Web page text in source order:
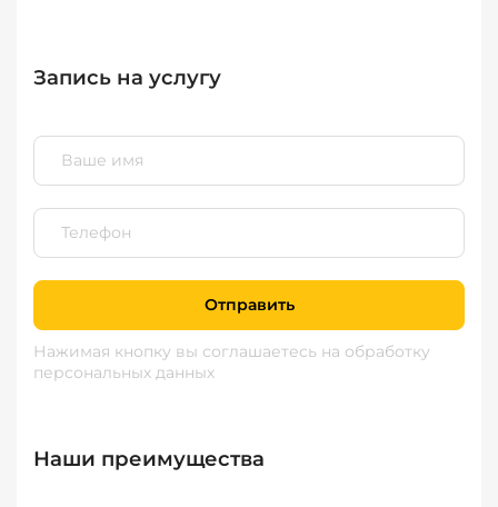
Запись на услугу
Отправить
Нажимая кнопку вы соглашаетесь на обработку
персональных данных
Наши преимущества